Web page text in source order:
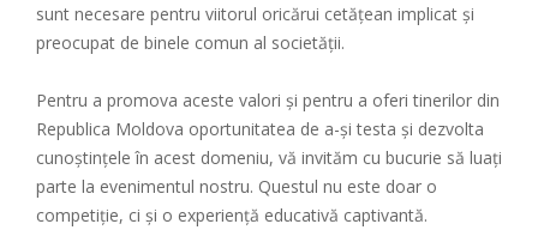
sunt necesare pentru viitorul oricărui cetățean implicat și
preocupat de binele comun al societății.
Pentru a promova aceste valori și pentru a oferi tinerilor din
Republica Moldova oportunitatea de a-și testa și dezvolta
cunoștințele în acest domeniu, vă invităm cu bucurie să luați
parte la evenimentul nostru. Questul nu este doar o
competiție, ci și o experiență educativă captivantă.